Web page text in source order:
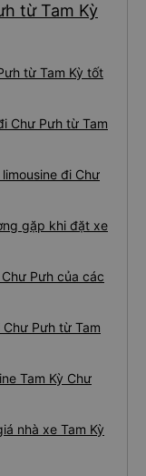
từ Tam Kỳ
từ Tam Kỳ tốt
Chư Pưh từ Tam
đi Chư
gặp khi đặt xe
Pưh của các
Pưh từ Tam
Tam Kỳ Chư
nhà xe Tam Kỳ